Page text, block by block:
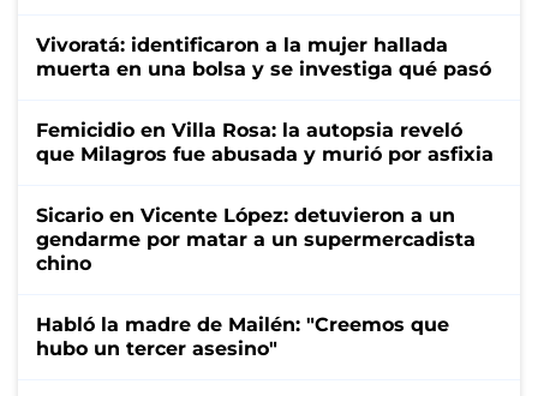
Vivoratá: identificaron a la mujer hallada
muerta en una bolsa y se investiga qué pasó
Femicidio en Villa Rosa: la autopsia reveló
que Milagros fue abusada y murió por asfixia
Sicario en Vicente López: detuvieron a un
gendarme por matar a un supermercadista
chino
Habló la madre de Mailén: "Creemos que
hubo un tercer asesino"